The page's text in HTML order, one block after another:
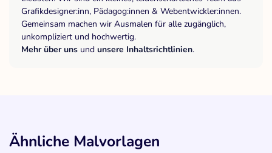
Grafikdesigner:inn, Pädagog:innen & Webentwickler:innen.
Gemeinsam machen wir Ausmalen für alle zugänglich,
unkompliziert und hochwertig.
Mehr über uns und unsere Inhaltsrichtlinien.
Ähnliche Malvorlagen